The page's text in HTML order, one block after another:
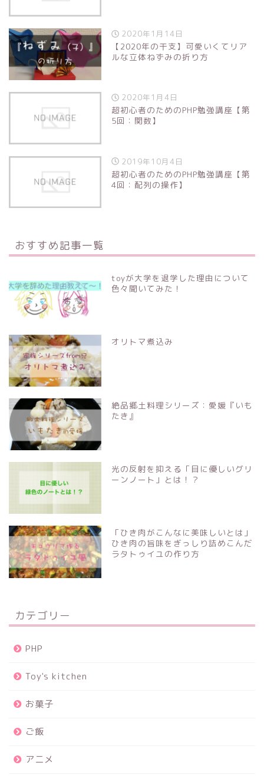
2020年1月14日
【2020年の干支】可愛いくてリア
ルな立体ねずみの折り方
2020年1月4日
超初心者のためのPHP勉強講座【第
5回：関数】
2019年10月4日
超初心者のためのPHP勉強講座【第
4回：配列の操作】
おすすめ記事一覧
toyが大学を退学した理由について
色々聞いてみた！
オリトマ煮込み
絶品郷土料理シリーズ：愛媛『いも
たき』
光の反射を抑える「目に優しいグリ
ーンノート」とは！？
「ひき肉がこんなに美味しいとは」
ひき肉の旨味をぎっしり詰めこんだ
ラタトゥイユの作り方
カテゴリー
PHP
Toy's kitchen
お菓子
ご飯
アニメ